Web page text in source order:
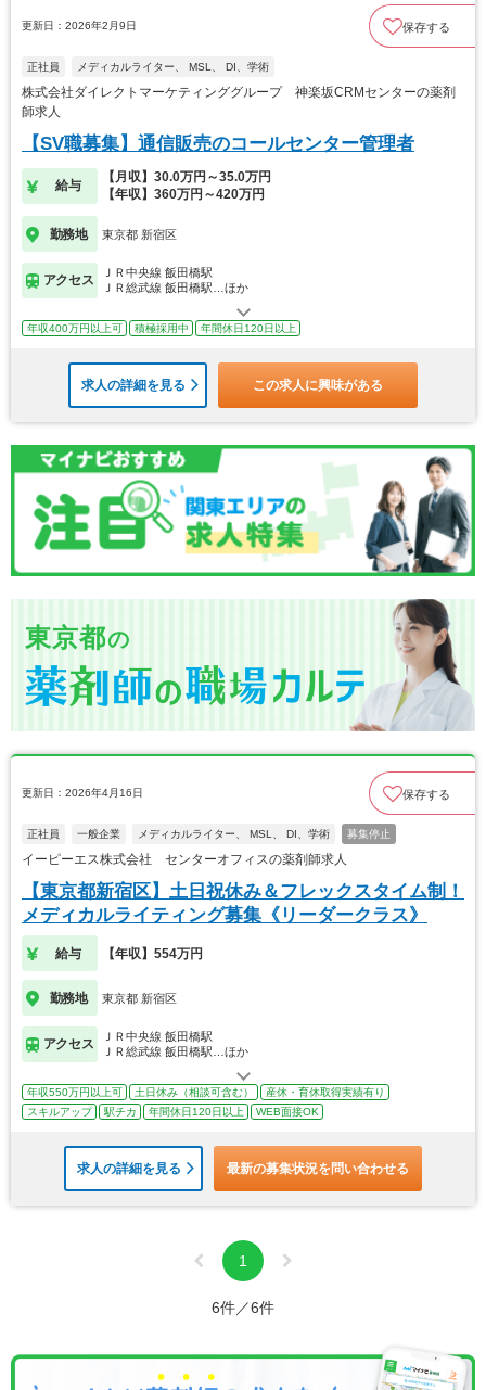
更新日：2026年2月9日 保存する
正社員 メディカルライター、 MSL、 DI、学術
株式会社ダイレクトマーケティンググループ 神楽坂CRMセンターの薬剤
師求人
【SV職募集】通信販売のコールセンター管理者
給与
【月収】30.0万円～35.0万円
【年収】360万円～420万円
勤務地 東京都 新宿区
アクセス
ＪＲ中央線 飯田橋駅
ＪＲ総武線 飯田橋駅…ほか
年収400万円以上可 積極採用中 年間休日120日以上
求人の詳細を見る この求人に興味がある
東京都の
更新日：2026年4月16日 保存する
正社員 一般企業 メディカルライター、 MSL、 DI、学術 募集停止
イーピーエス株式会社 センターオフィスの薬剤師求人
【東京都新宿区】土日祝休み＆フレックスタイム制！
メディカルライティング募集《リーダークラス》
給与 【年収】554万円
勤務地 東京都 新宿区
アクセス
ＪＲ中央線 飯田橋駅
ＪＲ総武線 飯田橋駅…ほか
年収550万円以上可 土日休み（相談可含む）
産休・育休取得実績有り
スキルアップ
駅チカ 年間休日120日以上 WEB面接OK
求人の詳細を見る 最新の募集状況を問い合わせる
1
6件／6件